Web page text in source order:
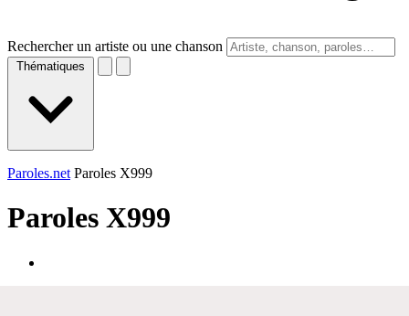
Rechercher un artiste ou une chanson
Thématiques
Paroles.net Paroles X999
Paroles X999